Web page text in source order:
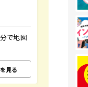
で地図
見る